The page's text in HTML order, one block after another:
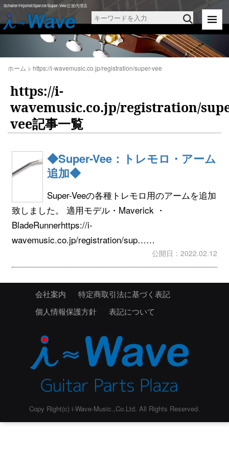
Schaller/Hipshot/Sperzel/Super-Vee/正規代理店
ホーム > https://i-wavemusic.co.jp/registration/super-vee
https://i-
wavemusic.co.jp/registration/
vee記事一覧
◆Super-Vee：トレモロ・アーム
追加◆
Super-Veeの各種トレモロ用のアームを追加
致しました。 適用モデル・Maverick ・
BladeRunnerhttps://i-
wavemusic.co.jp/registration/sup……
公開日：2022.02.12
会社案内
特定商取引法に基づく表記
個人情報保護方針
表記について
Copy Right(c) i-Wave-Music.,Co.Ltd. All Rights Reserved.